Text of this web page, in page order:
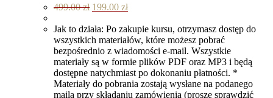
499.00zł Pierwotna
wynosiła:
499.00 zł.
199.00 złAktualna
wynosi:
199.00 zł.
Jak to działa: Po zakupie kursu, otrzymasz dostęp do
wszystkich materiałów, które możesz pobrać
bezpośrednio z wiadomości e-mail. Wszystkie
materiały są w formie plików PDF oraz MP3 i będą
dostępne natychmiast po dokonaniu płatności. *
Materiały do pobrania zostają wysłane na podanego
maila przy składaniu zamówienia (proszę sprawdzić